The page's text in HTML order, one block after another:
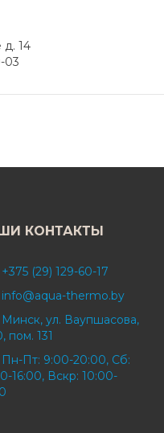
14
03
КОНТАКТЫ
+375 (29) 129-60-17
info@aqua-thermo.by
Минск, ул. Ваупшасова,
пом. 131
Пн-Пт: 9:00-20:00, Сб:
16:00, Вскр: 10:00-